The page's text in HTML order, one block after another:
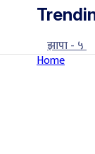
झापा - ५
Home